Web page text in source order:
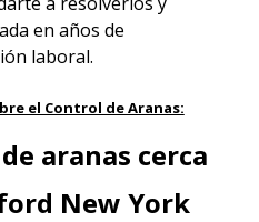
en años de
laboral.
el Control de Aranas:
aranas cerca
New York